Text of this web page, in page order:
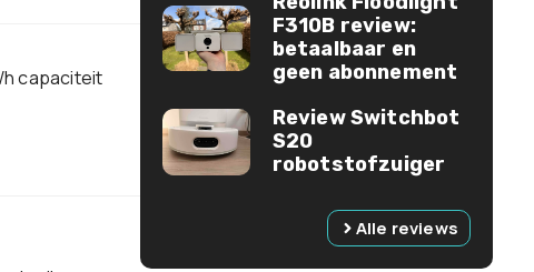
capaciteit
F310B review:
betaalbaar en
geen abonnement
Review Switchbot
S20
robotstofzuiger
Alle reviews